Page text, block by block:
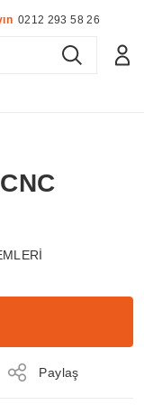
0212 293 58 26
Paylaş